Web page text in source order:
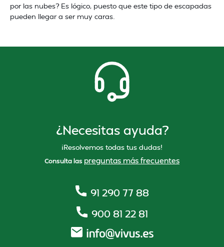
por las nubes? Es lógico, puesto que este tipo de escapadas
pueden llegar a ser muy caras.
¿Necesitas ayuda?
¡Resolvemos todas tus dudas!
Consulta las preguntas más frecuentes
91 290 77 88
900 81 22 81